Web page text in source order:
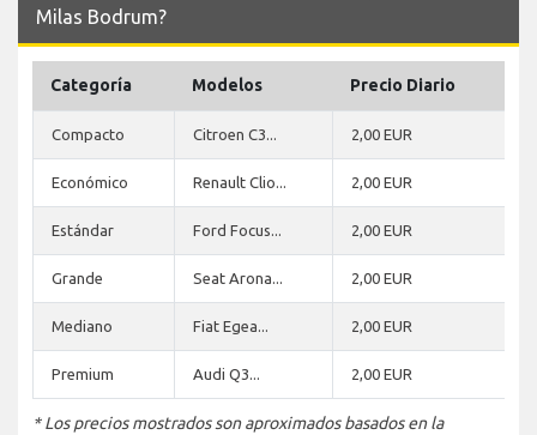
Milas Bodrum?
Categoría Modelos Precio Diario
Compacto Citroen C3... 2,00 EUR
Económico Renault Clio... 2,00 EUR
Estándar Ford Focus... 2,00 EUR
Grande Seat Arona... 2,00 EUR
Mediano Fiat Egea... 2,00 EUR
Premium Audi Q3... 2,00 EUR
* Los precios mostrados son aproximados basados en la